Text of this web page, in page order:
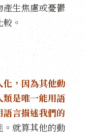
生焦慮或憂鬱
。
，因為其他動
是唯一能用語
言描述我們的
就算其他的動